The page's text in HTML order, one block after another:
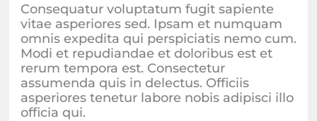
Consequatur voluptatum fugit sapiente
vitae asperiores sed. Ipsam et numquam
omnis expedita qui perspiciatis nemo cum.
Modi et repudiandae et doloribus est et
rerum tempora est. Consectetur
assumenda quis in delectus. Officiis
asperiores tenetur labore nobis adipisci illo
officia qui.